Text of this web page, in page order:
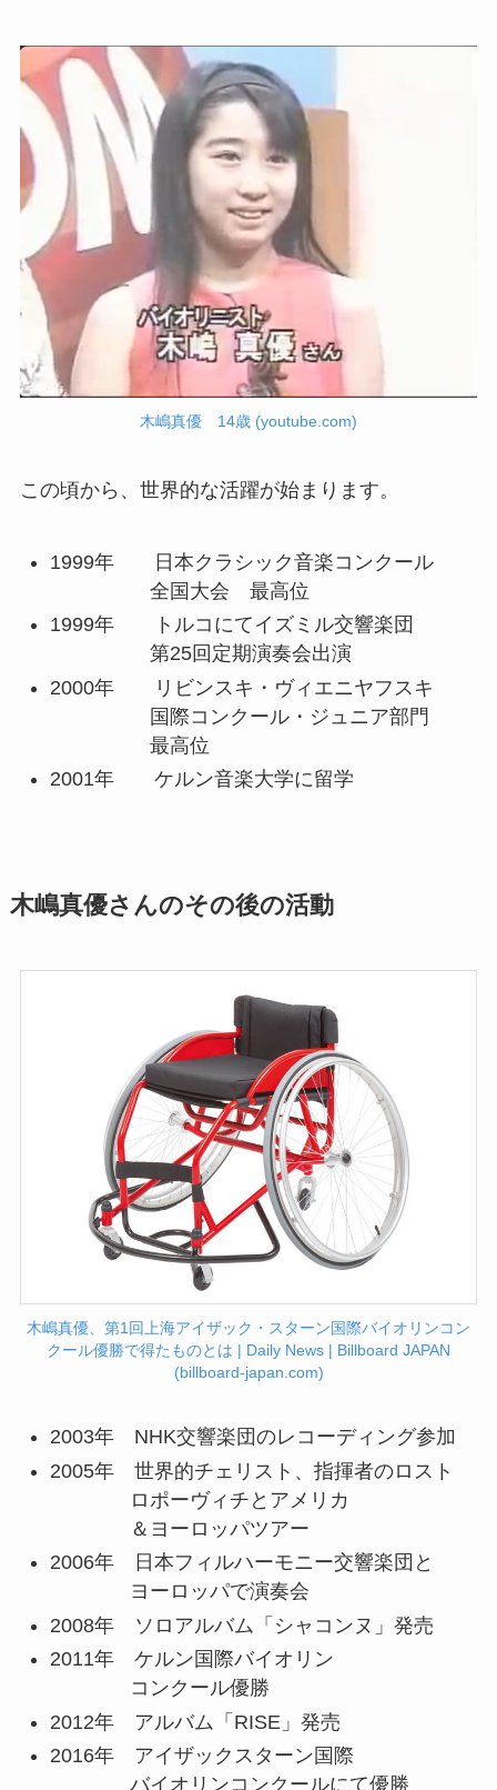
木嶋真優 14歳 (youtube.com)
この頃から、世界的な活躍が始まります。
1999年 日本クラシック音楽コンクール
全国大会 最高位
1999年 トルコにてイズミル交響楽団
第25回定期演奏会出演
2000年 リビンスキ・ヴィエニヤフスキ
国際コンクール・ジュニア部門
最高位
2001年 ケルン音楽大学に留学
木嶋真優さんのその後の活動
木嶋真優、第1回上海アイザック・スターン国際バイオリンコン
クール優勝で得たものとは | Daily News | Billboard JAPAN
(billboard-japan.com)
2003年 NHK交響楽団のレコーディング参加
2005年 世界的チェリスト、指揮者のロスト
ロポーヴィチとアメリカ
＆ヨーロッパツアー
2006年 日本フィルハーモニー交響楽団と
ヨーロッパで演奏会
2008年 ソロアルバム「シャコンヌ」発売
2011年 ケルン国際バイオリン
コンクール優勝
2012年 アルバム「RISE」発売
2016年 アイザックスターン国際
バイオリンコンクールにて優勝